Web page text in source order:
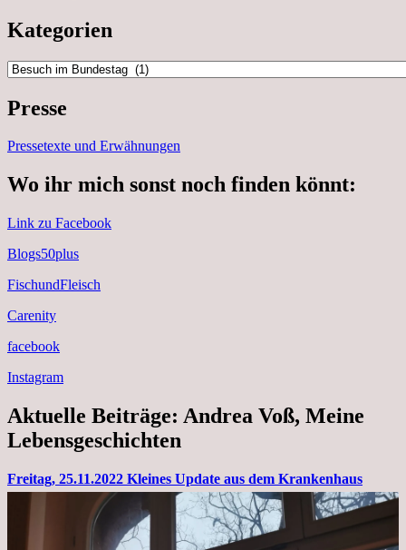
Kategorien
Kategorien
Presse
Pressetexte und Erwähnungen
Wo ihr mich sonst noch finden könnt:
Link zu Facebook
Blogs50plus
FischundFleisch
Carenity
facebook
Instagram
Aktuelle Beiträge: Andrea Voß, Meine
Lebensgeschichten
Freitag, 25.11.2022 Kleines Update aus dem Krankenhaus